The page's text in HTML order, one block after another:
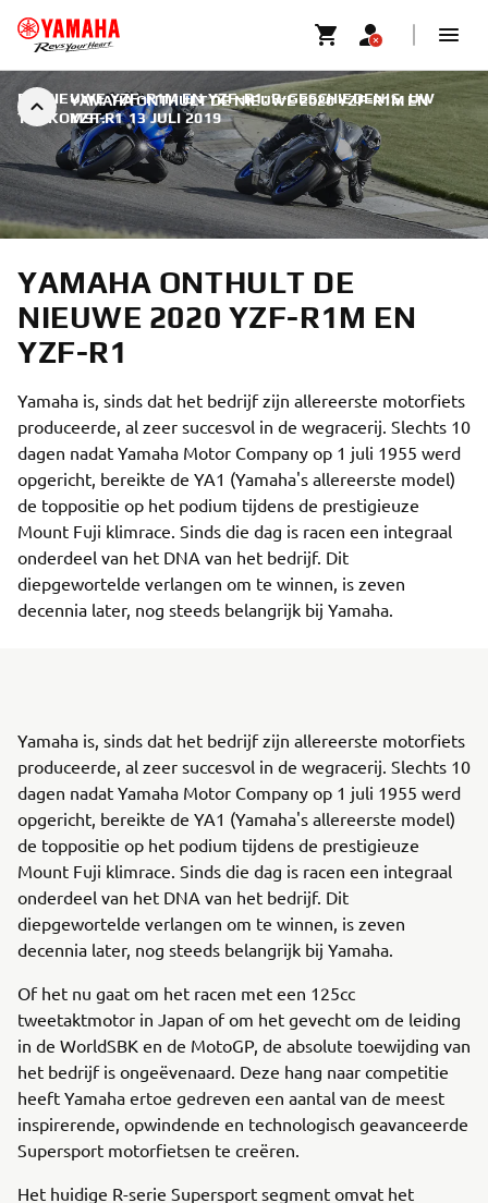
YAMAHA ONTHULT DE NIEUWE 2020 YZF-R1M EN
YZF-R1
DE NIEUWE YZF-R1M EN YZF-R1: R-GESCHIEDENIS. UW
TOEKOMST. | 13 JULI 2019
YAMAHA ONTHULT DE
NIEUWE 2020 YZF-R1M EN
YZF-R1
Yamaha is, sinds dat het bedrijf zijn allereerste motorfiets
produceerde, al zeer succesvol in de wegracerij. Slechts 10
dagen nadat Yamaha Motor Company op 1 juli 1955 werd
opgericht, bereikte de YA1 (Yamaha's allereerste model)
de toppositie op het podium tijdens de prestigieuze
Mount Fuji klimrace. Sinds die dag is racen een integraal
onderdeel van het DNA van het bedrijf. Dit
diepgewortelde verlangen om te winnen, is zeven
decennia later, nog steeds belangrijk bij Yamaha.
Yamaha is, sinds dat het bedrijf zijn allereerste motorfiets
produceerde, al zeer succesvol in de wegracerij. Slechts 10
dagen nadat Yamaha Motor Company op 1 juli 1955 werd
opgericht, bereikte de YA1 (Yamaha's allereerste model)
de toppositie op het podium tijdens de prestigieuze
Mount Fuji klimrace. Sinds die dag is racen een integraal
onderdeel van het DNA van het bedrijf. Dit
diepgewortelde verlangen om te winnen, is zeven
decennia later, nog steeds belangrijk bij Yamaha.
Of het nu gaat om het racen met een 125cc
tweetaktmotor in Japan of om het gevecht om de leiding
in de WorldSBK en de MotoGP, de absolute toewijding van
het bedrijf is ongeëvenaard. Deze hang naar competitie
heeft Yamaha ertoe gedreven een aantal van de meest
inspirerende, opwindende en technologisch geavanceerde
Supersport motorfietsen te creëren.
Het huidige R-serie Supersport segment omvat het